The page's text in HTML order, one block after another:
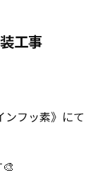
工事
フッ素》にて